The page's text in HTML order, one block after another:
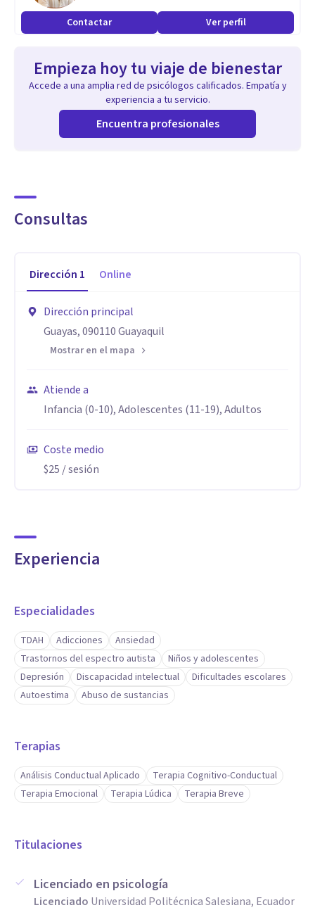
fortalecen el desarrollo emocional, social y comunicativo.
Cada proceso se construye desde el vínculo, la confianza y el
Contactar Ver perfil
Empieza hoy tu viaje de bienestar
Accede a una amplia red de psicólogos calificados. Empatía y
experiencia a tu servicio.
Encuentra profesionales
Consultas
Dirección 1 Online
Dirección principal
Guayas, 090110 Guayaquil
Mostrar en el mapa
Atiende a
Infancia (0-10), Adolescentes (11-19), Adultos
Coste medio
$25 / sesión
Experiencia
Especialidades
TDAH Adicciones
Ansiedad
Trastornos del espectro autista
Niños y adolescentes
Depresión
Discapacidad intelectual
Dificultades escolares
Autoestima
Abuso de sustancias
Terapias
Análisis Conductual Aplicado
Terapia Cognitivo-Conductual
Terapia Emocional
Terapia Lúdica Terapia Breve
Titulaciones
Licenciado en psicología
Licenciado Universidad Politécnica Salesiana, Ecuador